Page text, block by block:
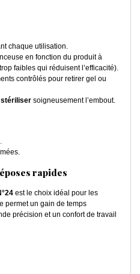
chaque utilisation.
en fonction du produit à
faibles qui réduisent l’efficacité).
contrôlés pour retirer gel ou
soigneusement l’embout.
rapides
est le choix idéal pour les
permet un gain de temps
précision et un confort de travail